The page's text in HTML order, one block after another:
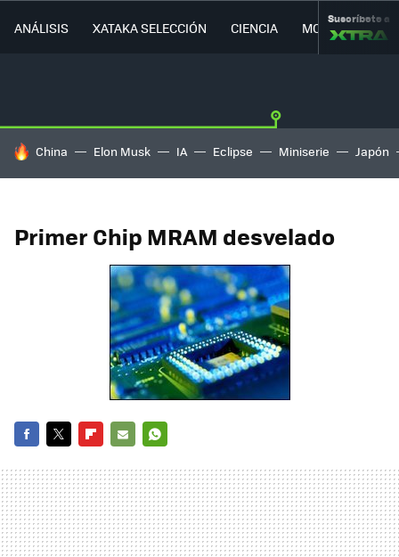
ANÁLISIS XATAKA SELECCIÓN CIENCIA MOVILIDAD
Suscríbete a
HOY SE HABLA DE
China Elon Musk IA Eclipse Miniserie Japón
Primer Chip MRAM desvelado
MAIL